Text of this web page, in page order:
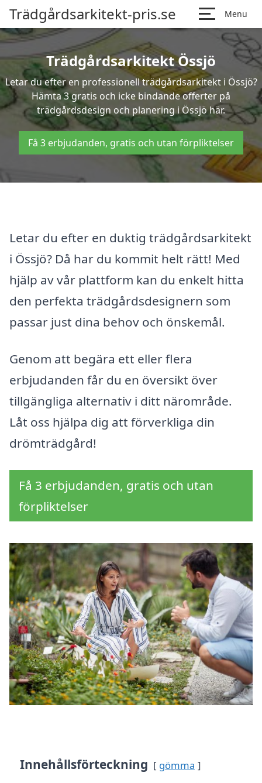
Trädgårdsarkitekt-pris.se Menu
Trädgårdsarkitekt Össjö
Letar du efter en professionell trädgårdsarkitekt i Össjö?
Hämta 3 gratis och icke bindande offerter på
trädgårdsdesign och planering i Össjö här.
Få 3 erbjudanden, gratis och utan förpliktelser
Letar du efter en duktig trädgårdsarkitekt
i Össjö? Då har du kommit helt rätt! Med
hjälp av vår plattform kan du enkelt hitta
den perfekta trädgårdsdesignern som
passar just dina behov och önskemål.
Genom att begära ett eller flera
erbjudanden får du en översikt över
tillgängliga alternativ i ditt närområde.
Låt oss hjälpa dig att förverkliga din
drömträdgård!
Få 3 erbjudanden, gratis och utan
förpliktelser
Innehållsförteckning gömma